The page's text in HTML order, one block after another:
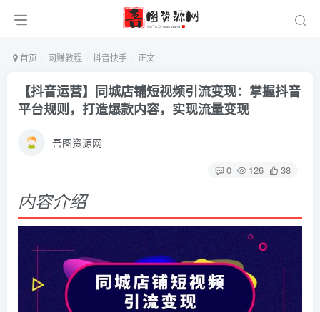
首页 网赚教程 抖音快手 正文
【抖音运营】同城店铺短视频引流变现：掌握抖音
平台规则，打造爆款内容，实现流量变现
吾图资源网
0 126 38
内容介绍